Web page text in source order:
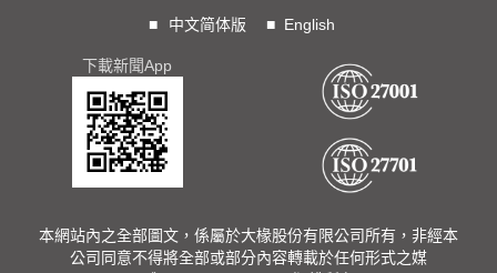
■
中文简体版 ■ English
下載新聞App
本網站內之全部圖文，係屬於大椽股份有限公司所有，非經本
公司同意不得將全部或部分內容轉載於任何形式之媒